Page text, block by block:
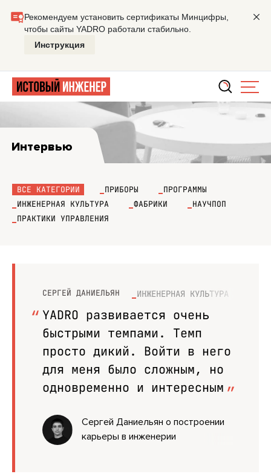
Главная Интервью
Интервью
ВСЕ КАТЕГОРИИ ПРИБОРЫ
ПРОГРАММЫ
ИНЖЕНЕРНАЯ КУЛЬТУРА
ФАБРИКИ
НАУЧПОП
ПРАКТИКИ УПРАВЛЕНИЯ
СЕРГЕЙ ДАНИЕЛЬЯН ИНЖЕНЕРНАЯ КУЛЬТУРА
YADRO развивается очень
быстрыми темпами. Темп
просто дикий. Войти в него
для меня было сложным, но
одновременно и интересным
Сергей Даниельян о построении
карьеры в инженерии